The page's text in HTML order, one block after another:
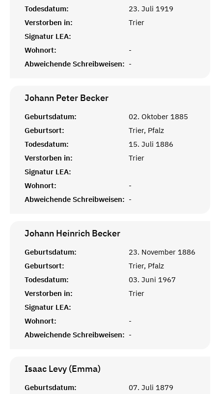
Todesdatum:
23. Juli 1919
Verstorben in:
Trier
Signatur LEA:
Wohnort:
-
Abweichende Schreibweisen: -
Johann Peter Becker
Geburtsdatum:
02. Oktober 1885
Geburtsort:
Trier, Pfalz
Todesdatum:
15. Juli 1886
Verstorben in:
Trier
Signatur LEA:
Wohnort:
-
Abweichende Schreibweisen: -
Johann Heinrich Becker
Geburtsdatum:
23. November 1886
Geburtsort:
Trier, Pfalz
Todesdatum:
03. Juni 1967
Verstorben in:
Trier
Signatur LEA:
Wohnort:
-
Abweichende Schreibweisen: -
Isaac Levy (Emma)
Geburtsdatum: 07. Juli 1879